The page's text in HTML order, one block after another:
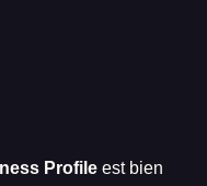
Profile est bien